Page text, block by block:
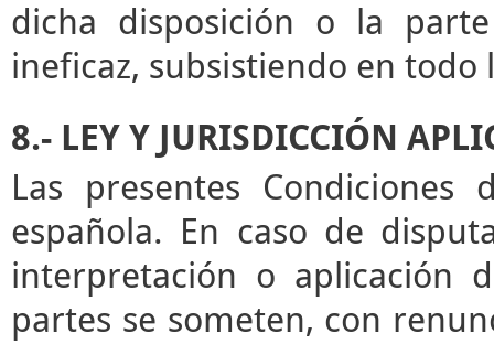
dicha disposición o la
ineficaz, subsistiendo en todo
8.- LEY Y JURISDICCIÓN
Las presentes
española. En caso de
interpretación o aplicación
partes se someten, con